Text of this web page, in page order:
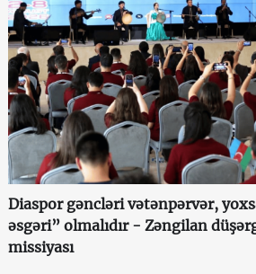
Diaspor gəncləri vətənpərvər,
əsgəri” olmalıdır - Zəngilan
missiyası